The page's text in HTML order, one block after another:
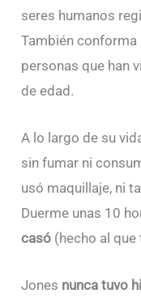
seres humanos
También
personas que han
de edad.
A lo largo de su
sin fumar ni
usó maquillaje, ni
Duerme unas 10
casó (hecho al
Jones nunca tuvo